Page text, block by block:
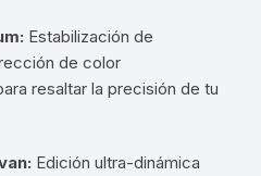
Estabilización de
de color
resaltar la precisión de tu
Edición ultra-dinámica